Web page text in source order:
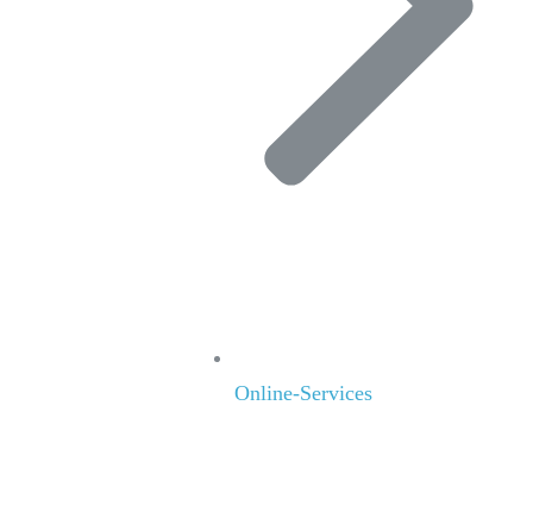
Online-Services